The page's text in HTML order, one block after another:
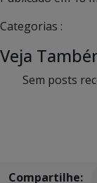
Categorias :
Veja
Sem posts
Compartilhe: